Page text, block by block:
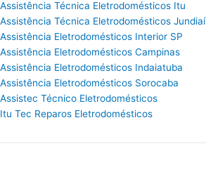
Assistência Técnica Eletrodomésticos Itu
Assistência Técnica Eletrodomésticos Jundiaí
Assistência Eletrodomésticos Interior SP
Assistência Eletrodomésticos Campinas
Assistência Eletrodomésticos Indaiatuba
Assistência Eletrodomésticos Sorocaba
Assistec Técnico Eletrodomésticos
Itu Tec Reparos Eletrodomésticos